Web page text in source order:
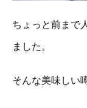
ちょっと前まで
ました。
そんな美味しい